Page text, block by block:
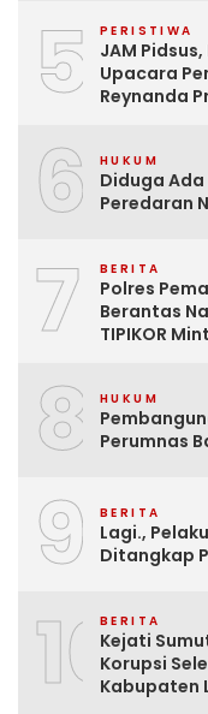
5 PERISTIWA
JAM
Upacara
Reynanda
6 HUKUM
Diduga
Peredaran
7 BERITA
Polres
Berantas
TIPIKOR
8 HUKUM
Perumnas
9 BERITA
Lagi.,
Ditangkap
10BERITA
Kejati
Korupsi
Kabupaten